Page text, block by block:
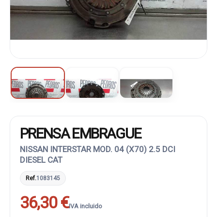
PRENSA EMBRAGUE
NISSAN INTERSTAR MOD. 04 (X70) 2.5 DCI
DIESEL CAT
Ref.1083145
36,30 €IVA incluido